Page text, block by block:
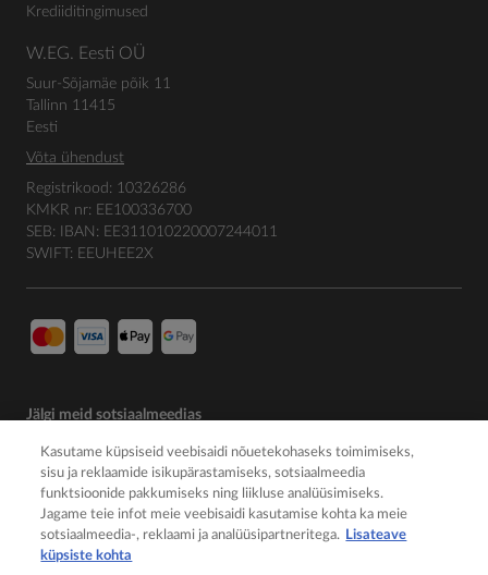
Krediiditingimused
W.EG. Eesti OÜ
Suur-Sõjamäe põik 11
Tallinn 11415
Eesti
Võta ühendust
Registrikood: 10326286
KMKR nr: EE100336700
SEB: IBAN: EE311010220007244011
SWIFT: EEUHEE2X
Jälgi meid sotsiaalmeedias
Kasutame küpsiseid veebisaidi nõuetekohaseks toimimiseks,
sisu ja reklaamide isikupärastamiseks, sotsiaalmeedia
funktsioonide pakkumiseks ning liikluse analüüsimiseks.
Jagame teie infot meie veebisaidi kasutamise kohta ka meie
sotsiaalmeedia-, reklaami ja analüüsipartneritega. Lisateave
küpsiste kohta